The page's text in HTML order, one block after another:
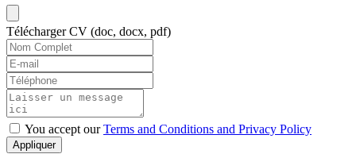
Télécharger CV (doc, docx, pdf)
You accept ourTerms and Conditions and Privacy Policy
Appliquer